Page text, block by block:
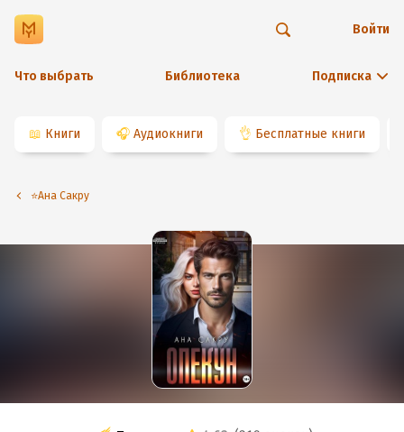
Что выбрать Библиотека Подписка
Войти
📖 Книги 🎧 Аудиокниги 👌 Бесплатные книги
⭐️Ана Сакру